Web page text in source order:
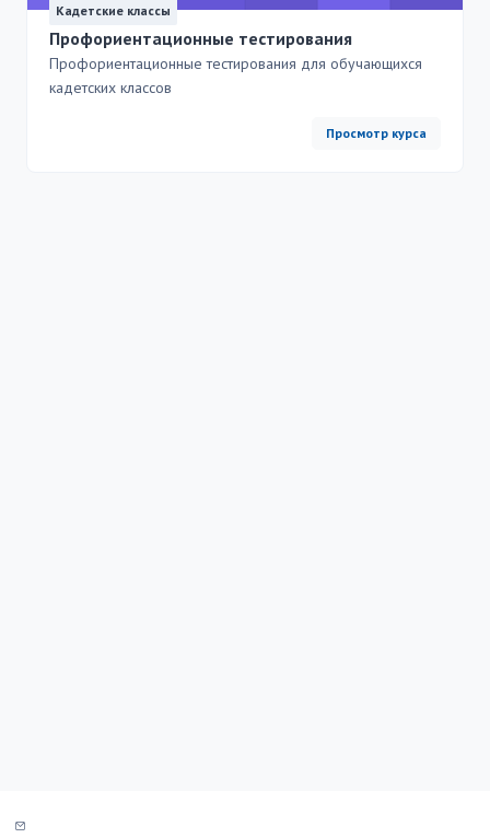
Кадетские классы
Профориентационные тестирования
Профориентационные тестирования для обучающихся
кадетских классов
Просмотр курса